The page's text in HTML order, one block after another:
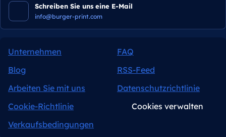
Schreiben Sie uns eine E-Mail
info@burger-print.com
Unternehmen
FAQ
Blog
RSS-Feed
Arbeiten Sie mit uns
Datenschutzrichtlinie
Cookie-Richtlinie
Cookies verwalten
Verkaufsbedingungen